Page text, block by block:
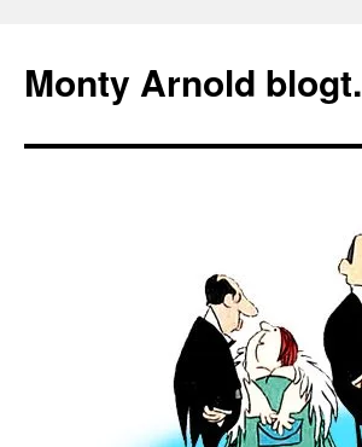
springen
Monty Arnold blogt.